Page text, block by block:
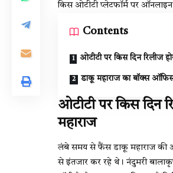
किस ओटीटी प्लेटफॉर्म पर ऑनलाइन
Contents
ओटीटी पर किस दिन रिलीज
डाकू महाराज का बॉक्स ऑफिस
ओटीटी पर किस दिन
महाराज
लंबे समय से फैंस डाकू महाराज की
से इंतजार कर रहे थे। नंदुमरी